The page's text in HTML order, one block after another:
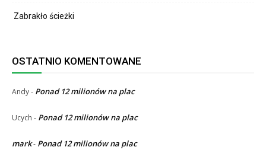
Zabrakło ścieżki
OSTATNIO KOMENTOWANE
Andy- Ponad 12 milionów na plac
Ucych - Ponad 12 milionów na plac
mark- Ponad 12 milionów na plac